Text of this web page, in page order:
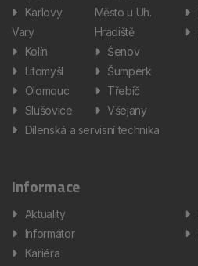
Karlovy
Vary
Kolín
Litomyšl
Olomouc
Slušovice
Město u Uh.
Hradiště
Šenov
Šumperk
Třebíč
Všejany
Dílenská a servisní technika
Informace
Aktuality
Informátor
Kariéra